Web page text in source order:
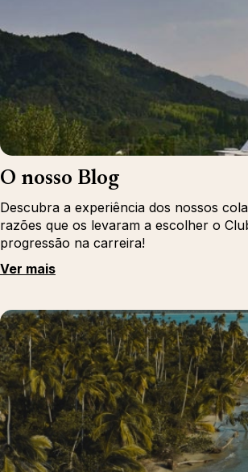
O nosso Blog
Descubra a experiência dos nossos
razões que os levaram a escolher o
progressão na carreira!
Ver mais